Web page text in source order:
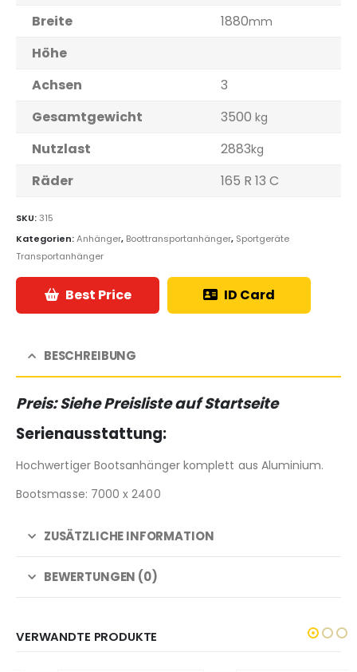
Breite 1880mm
Höhe
Achsen
3
Gesamtgewicht
3500 kg
Nutzlast 2883kg
Räder 165 R 13 C
SKU:315
Kategorien:Anhänger, Boottransportanhänger, Sportgeräte
Transportanhänger
Best Price ID Card
BESCHREIBUNG
Preis: Siehe Preisliste auf Startseite
Serienausstattung:
Hochwertiger Bootsanhänger komplett aus Aluminium.
Bootsmasse: 7000 x 2400
ZUSÄTZLICHE INFORMATION
BEWERTUNGEN (0)
VERWANDTE PRODUKTE